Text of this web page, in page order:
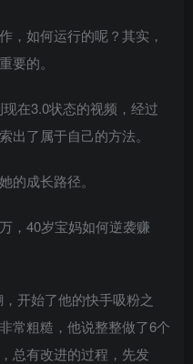
，如何运行的呢？其实，
要的。
在3.0状态的视频，经过
出了属于自己的方法。
的成长路径。
开始了他的快手吸粉之
常粗糙，他说整整做了6个
总有改进的过程，先发